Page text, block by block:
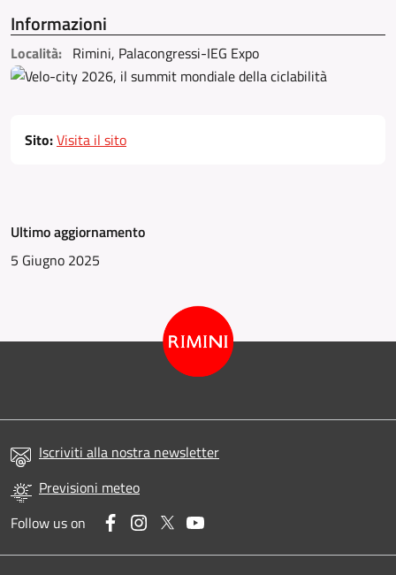
Informazioni
Località: Rimini, Palacongressi-IEG Expo
Sito:Visita il sito
Ultimo aggiornamento
5 Giugno 2025
Iscriviti alla nostra newsletter
Previsioni meteo
Follow us on
FacebookInstagram
Twitter